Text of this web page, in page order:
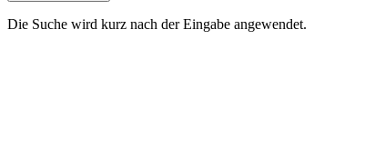
Die Suche wird kurz nach der Eingabe angewendet.